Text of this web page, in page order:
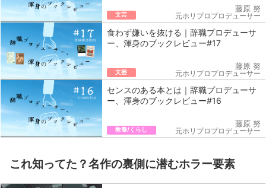
文芸
藤原 努
元ホリプロプロデューサー
食わず嫌いを抜ける｜辞職プロデューサ
ー、渾身のブックレビュー#17
文芸
藤原 努
元ホリプロプロデューサー
センスのある本とは｜辞職プロデューサ
ー、渾身のブックレビュー#16
教養/くらし
藤原 努
元ホリプロプロデューサー
これ知ってた？名作の裏側に潜むホラー要素